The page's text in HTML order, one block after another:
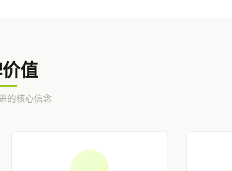
值
的核心信念